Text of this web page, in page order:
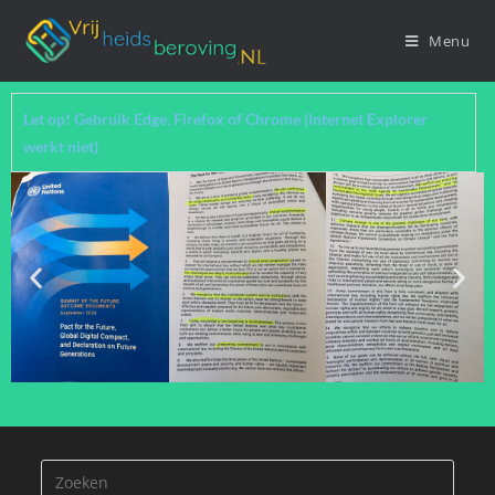
Menu
Let op! Gebruik Edge, Firefox of Chrome (Internet Explorer
werkt niet)